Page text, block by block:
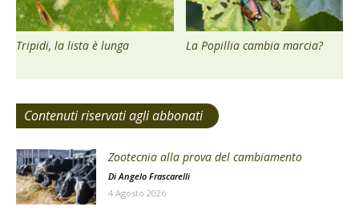
Tripidi, la lista è lunga La Popillia cambia marcia?
Contenuti riservati agli abbonati
Zootecnia alla prova del cambiamento
DiAngelo Frascarelli
4 Agosto 2026